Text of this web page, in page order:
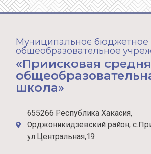
Муниципальное бюджетное
общеобразовательное
«Приисковая
школа»
655266 Республика Хакасия,
Орджоникидзевский район,
ул.Центральная,19